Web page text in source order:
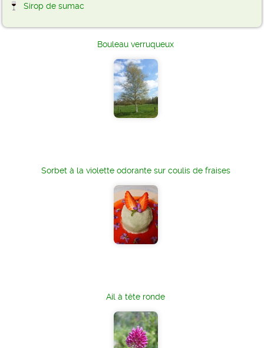
Sirop de sumac
Bouleau verruqueux
Sorbet à la violette odorante sur coulis de fraises
Ail à tête ronde